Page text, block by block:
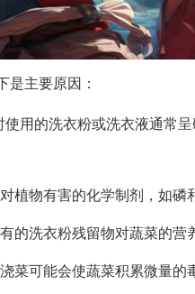
主要原因：
用的洗衣粉或洗衣液通常
植物有害的化学制剂，如
的洗衣粉残留物对蔬菜的
菜可能会使蔬菜积累微量